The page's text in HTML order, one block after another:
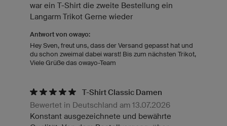
war ein T-Shirt die zweite Bestellung ein
Langarm Trikot Gerne wieder
Antwort von owayo:
Hey Sven, freut uns, dass der Versand gepasst hat und
du schon zweimal dabei warst! Bis zum nächsten Trikot,
Viele Grüße das owayo-Team
T-Shirt Classic Damen
Bewertet in Deutschland am 13.07.2026
Konstant ausgezeichnete und bewährte